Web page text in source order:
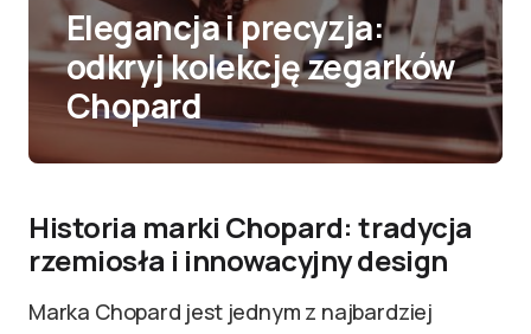
Elegancja i precyzja:
odkryj kolekcję zegarków
Chopard
Historia marki Chopard: tradycja
rzemiosła i innowacyjny design
Marka Chopard jest jednym z najbardziej